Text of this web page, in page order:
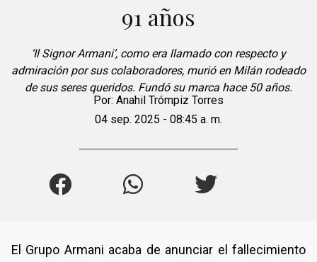
91 años
‘Il Signor Armani’, como era llamado con respecto y
admiración por sus colaboradores, murió en Milán rodeado
de sus seres queridos. Fundó su marca hace 50 años.
Por: Anahil Trómpiz Torres
04 sep. 2025 - 08:45 a. m.
El Grupo Armani acaba de anunciar el fallecimiento